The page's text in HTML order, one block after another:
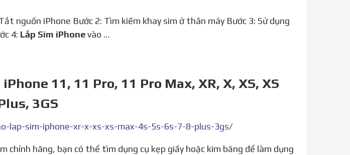
nguồn iPhone Bước 2: Tìm kiếm khay sim ở thân máy Bước 3: Sử dụng
4: Lắp Sim iPhonevào …
11, 11 Pro, 11 Pro Max, XR, X, XS, XS
3GS
lap-sim-iphone-xr-x-xs-xs-max-4s-5s-6s-7-8-plus-3gs/